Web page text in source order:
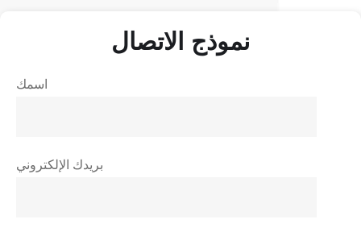
نموذج الاتصال
اسمك
بريدك الإلكتروني